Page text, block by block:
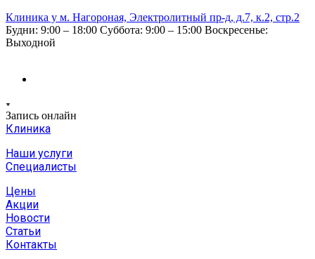
Клиника у м. Нагороная, Электролитный пр-д, д.7, к.2, стр.2
Будни: 9:00 – 18:00 Суббота: 9:00 – 15:00 Воскресенье:
Выходной
Запись онлайн
Клиника
Наши услуги
Специалисты
Цены
Акции
Новости
Статьи
Контакты